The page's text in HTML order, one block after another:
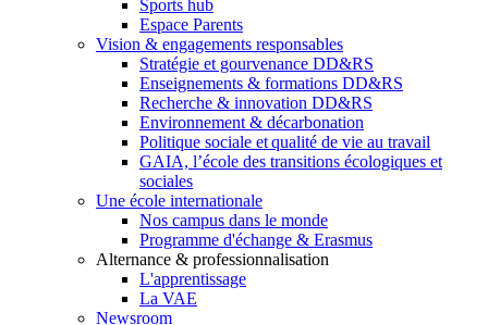
Sports hub
Espace Parents
Vision & engagements responsables
Stratégie et gourvenance DD&RS
Enseignements & formations DD&RS
Recherche & innovation DD&RS
Environnement & décarbonation
Politique sociale et qualité de vie au travail
GAIA, l’école des transitions écologiques et
sociales
Une école internationale
Nos campus dans le monde
Programme d'échange & Erasmus
Alternance & professionnalisation
L'apprentissage
La VAE
Newsroom